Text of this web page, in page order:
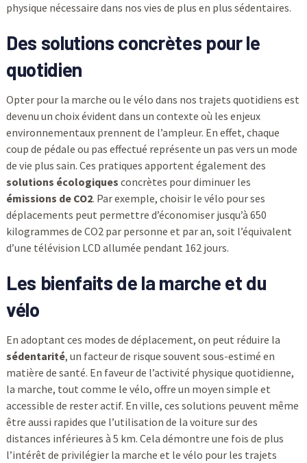
physique nécessaire dans nos vies de plus en plus sédentaires.
Des solutions concrètes pour le
quotidien
Opter pour la marche ou le vélo dans nos trajets quotidiens est
devenu un choix évident dans un contexte où les enjeux
environnementaux prennent de l’ampleur. En effet, chaque
coup de pédale ou pas effectué représente un pas vers un mode
de vie plus sain. Ces pratiques apportent également des
solutions écologiques concrètes pour diminuer les
émissions de CO2. Par exemple, choisir le vélo pour ses
déplacements peut permettre d’économiser jusqu’à 650
kilogrammes de CO2 par personne et par an, soit l’équivalent
d’une télévision LCD allumée pendant 162 jours.
Les bienfaits de la marche et du
vélo
En adoptant ces modes de déplacement, on peut réduire la
sédentarité, un facteur de risque souvent sous-estimé en
matière de santé. En faveur de l’activité physique quotidienne,
la marche, tout comme le vélo, offre un moyen simple et
accessible de rester actif. En ville, ces solutions peuvent même
être aussi rapides que l’utilisation de la voiture sur des
distances inférieures à 5 km. Cela démontre une fois de plus
l’intérêt de privilégier la marche et le vélo pour les trajets